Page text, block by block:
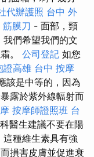
代辦護照 台中 外
筋膜刀 - 面部，頸
們希望我們的文
。 公司登記 如您
證高雄 台中 按摩
該是中等的，因為
露於紫外線輻射而
按摩師證照班 台
醫生建議不要在陽
種維生素具有強
損害皮膚並促進衰